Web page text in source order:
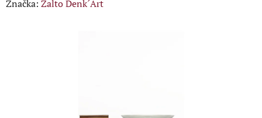
hodnocení
Značka: Zalto Denk´Art